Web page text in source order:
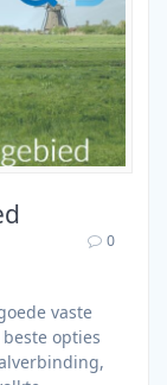
0
vaste
opties